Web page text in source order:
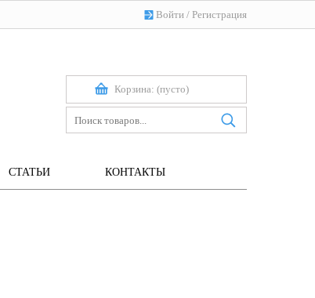
Войти / Регистрация
Корзина: (пусто)
СТАТЬИ КОНТАКТЫ